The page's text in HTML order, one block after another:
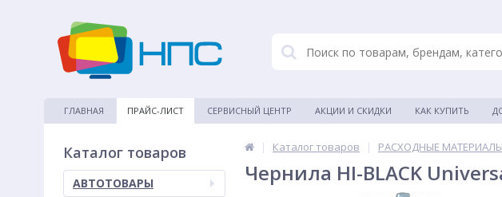
ГЛАВНАЯ ПРАЙС-ЛИСТ СЕРВИСНЫЙ ЦЕНТР АКЦИИ И СКИДКИ КАК КУПИТЬ
Каталог товаров
АВТОТОВАРЫ
| Каталог товаров | РАСХОДНЫЕ МАТЕРИАЛЫ
Чернила HI-BLACK